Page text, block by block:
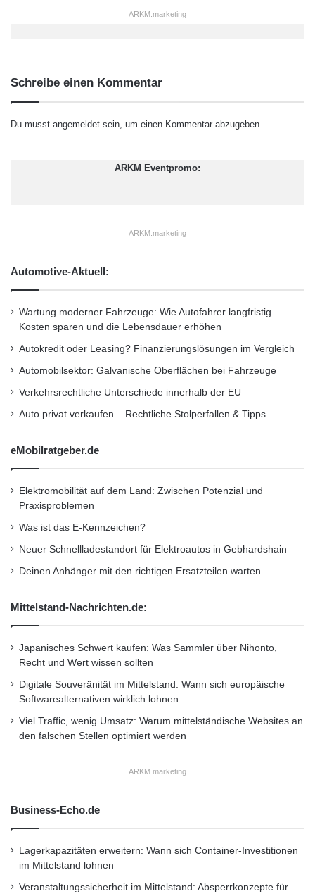
ARKM.marketing
Schreibe einen Kommentar
Du musst angemeldet sein, um einen Kommentar abzugeben.
ARKM Eventpromo:
ARKM.marketing
Automotive-Aktuell:
Wartung moderner Fahrzeuge: Wie Autofahrer langfristig
Kosten sparen und die Lebensdauer erhöhen
Autokredit oder Leasing? Finanzierungslösungen im Vergleich
Automobilsektor: Galvanische Oberflächen bei Fahrzeuge
Verkehrsrechtliche Unterschiede innerhalb der EU
Auto privat verkaufen – Rechtliche Stolperfallen & Tipps
eMobilratgeber.de
Elektromobilität auf dem Land: Zwischen Potenzial und
Praxisproblemen
Was ist das E-Kennzeichen?
Neuer Schnellladestandort für Elektroautos in Gebhardshain
Deinen Anhänger mit den richtigen Ersatzteilen warten
Mittelstand-Nachrichten.de:
Japanisches Schwert kaufen: Was Sammler über Nihonto,
Recht und Wert wissen sollten
Digitale Souveränität im Mittelstand: Wann sich europäische
Softwarealternativen wirklich lohnen
Viel Traffic, wenig Umsatz: Warum mittelständische Websites an
den falschen Stellen optimiert werden
ARKM.marketing
Business-Echo.de
Lagerkapazitäten erweitern: Wann sich Container-Investitionen
im Mittelstand lohnen
Veranstaltungssicherheit im Mittelstand: Absperrkonzepte für